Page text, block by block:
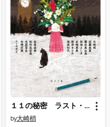
１１の秘密 ラスト・メッセージ
by大崎梢